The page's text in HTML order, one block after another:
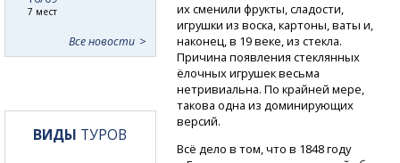
их сменили фрукты, сладости,
игрушки из воска, картоны, ваты и,
наконец, в 19 веке, из стекла.
Причина появления стеклянных
ёлочных игрушек весьма
нетривиальна. По крайней мере,
такова одна из доминирующих
версий.
Всё дело в том, что в 1848 году
7 мест
Все новости
ВИДЫ ТУРОВ